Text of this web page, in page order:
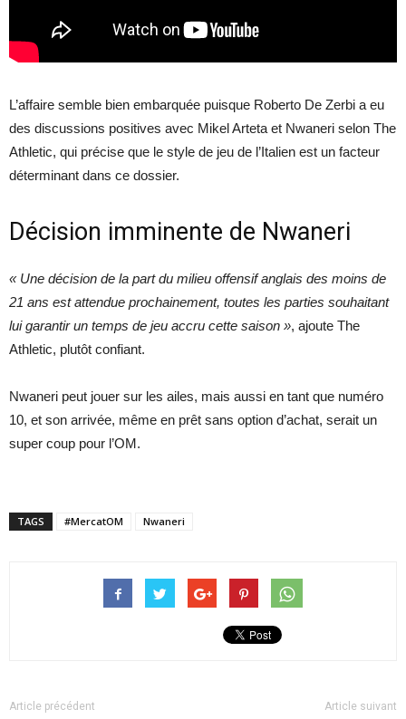
L’affaire semble bien embarquée puisque Roberto De Zerbi a eu
des discussions positives avec Mikel Arteta et Nwaneri selon The
Athletic, qui précise que le style de jeu de l’Italien est un facteur
déterminant dans ce dossier.
Décision imminente de Nwaneri
« Une décision de la part du milieu offensif anglais des moins de
21 ans est attendue prochainement, toutes les parties souhaitant
lui garantir un temps de jeu accru cette saison », ajoute The
Athletic, plutôt confiant.
Nwaneri peut jouer sur les ailes, mais aussi en tant que numéro
10, et son arrivée, même en prêt sans option d’achat, serait un
super coup pour l’OM.
TAGS #MercatOM Nwaneri
Article précédent Article suivant